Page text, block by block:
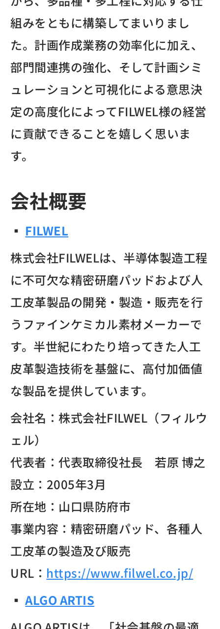
組みをともに構築してまいりまし
た。計画作成業務の効率化に加え、
部門間連携の強化、そして計画シミ
ュレーションと可視化による意思決
定の高度化によってFILWEL様の経営
に貢献できることを嬉しく思いま
す。
会社概要
▪︎ FILWEL
株式会社FILWELは、半導体製造工程
に不可欠な精密研磨パッドおよび人
工皮革製品の開発・製造・販売を行
うファインケミカル素材メーカーで
す。半世紀にわたり培ってきた人工
皮革製造技術を基盤に、高付加価値
な製品を提供しています。
会社名：株式会社FILWEL（フィルウ
ェル）
代表者：代表取締役社長 若原 博之
設立：2005年3月
所在地：山口県防府市
事業内容：精密研磨パッド、各種人
工皮革の製造及び販売
URL： https://www.filwel.co.jp/
▪︎ALGO ARTIS